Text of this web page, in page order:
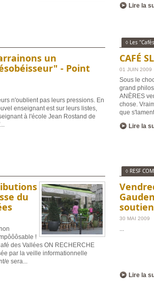
Lire la
un
- Point
n'oublient pas leurs pressions. En
enseignant est sur leurs listes,
à l'école Jean Rostand de
...
◊ Les
CAFÉ
01 JUIN 2009
Sous le
grand
ANÈRES
chose.
que
Lire la
du
!
des Vallées ON RECHERCHE
par la veille informationnelle
e sera
◊ RESF
soutien
30 MAI 2009
Lire la